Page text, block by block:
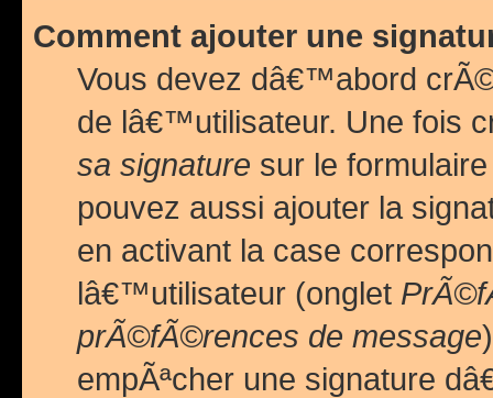
Comment ajouter une
Vous devez dâ€™abord
de lâ€™utilisateur. Une fois
sa signature sur le
pouvez aussi ajouter la
en activant la case
lâ€™utilisateur (onglet
prÃ©fÃ©rences de message
empÃªcher une signature